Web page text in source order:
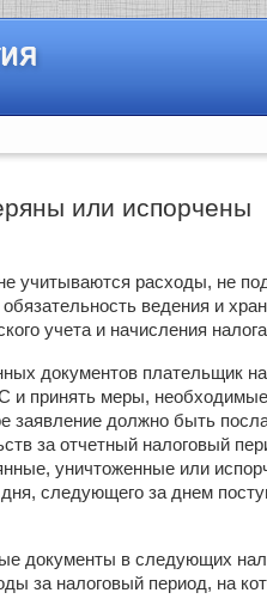
или испорчены
учитываются расходы, не
ведения и
учета и начисления
документов плательщик
и принять меры,
заявление должно быть
за отчетный налоговый
уничтоженные или
следующего за днем
документы в следующих
за налоговый период, на